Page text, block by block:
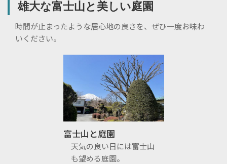
雄大な富士山と美しい庭園
時間が止まったような居心地の良さを、ぜひ一度お味わ
いください。
富士山と庭園
天気の良い日には富士山
も望める庭園。